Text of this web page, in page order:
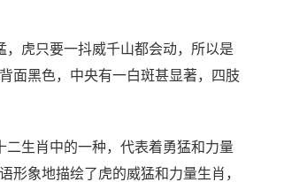
虎只要一抖威千山都会动，所以是
面黑色，中央有一白斑甚显著，四肢
生肖中的一种，代表着勇猛和力量
形象地描绘了虎的威猛和力量生肖，